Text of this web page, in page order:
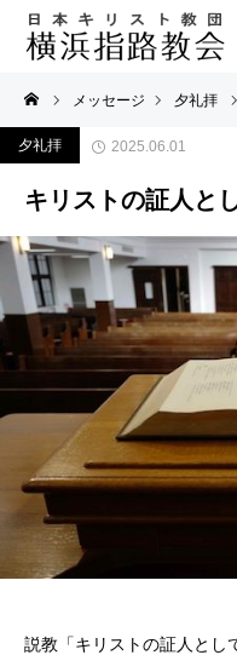
メッセージ 夕礼拝
夕礼拝 2025.06.01
キリストの証人と
説教「キリストの証人と